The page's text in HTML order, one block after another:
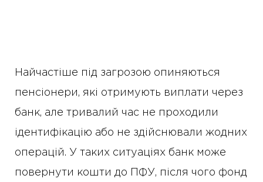
Найчастіше під загрозою опиняються
пенсіонери, які отримують виплати через
банк, але тривалий час не проходили
ідентифікацію або не здійснювали жодних
операцій. У таких ситуаціях банк може
повернути кошти до ПФУ, після чого фонд